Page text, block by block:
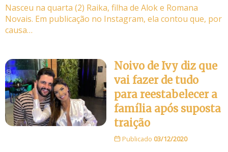
Nasceu na quarta (2) Raika, filha de Alok e Romana
Novais. Em publicação no Instagram, ela contou que, por
causa…
Noivo de Ivy diz que
vai fazer de tudo
para reestabelecer a
família após suposta
traição
Publicado 03/12/2020